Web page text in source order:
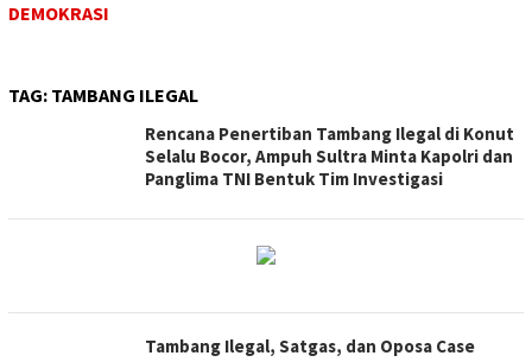
DEMOKRASI
TAG: TAMBANG ILEGAL
Rencana Penertiban Tambang Ilegal di Konut
Selalu Bocor, Ampuh Sultra Minta Kapolri dan
Panglima TNI Bentuk Tim Investigasi
Tambang Ilegal, Satgas, dan Oposa Case